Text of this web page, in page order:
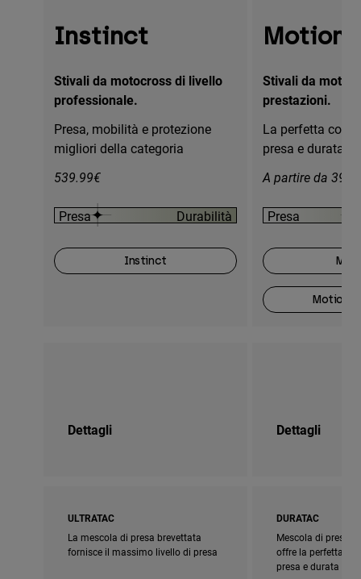
Instinct
Stivali da motocross di livello
professionale.
Presa, mobilità e protezione
migliori della categoria
539.99€
Presa Durabilità
Instinct
Motion
Stivali da
prestazioni.
La perfetta
presa e durata
A partire da
Presa
Motion
Dettagli Dettagli
ULTRATAC
La mescola di presa brevettata
fornisce il massimo livello di presa
DURATAC
Mescola di presa
offre la perfetta
presa e durata